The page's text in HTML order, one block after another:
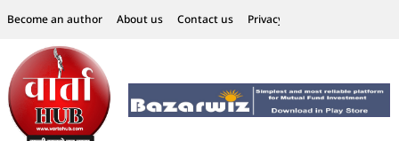
Become an author About us Contact us Privacy Policy